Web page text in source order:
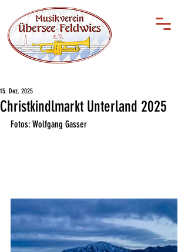
Christkindlmarkt Unterland 2025
15. Dez. 2025
Fotos: Wolfgang Gasser